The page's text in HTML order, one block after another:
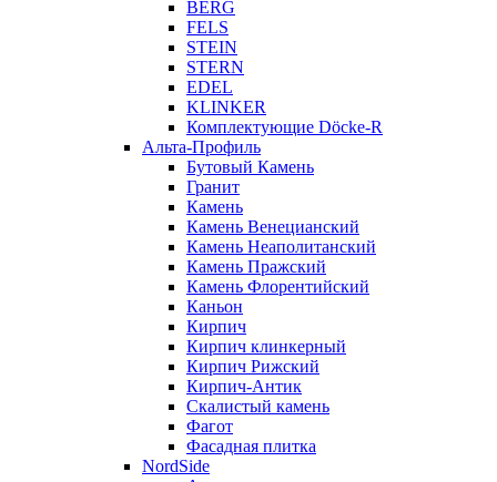
BERG
FELS
STEIN
STERN
EDEL
KLINKER
Комплектующие Döcke-R
Альта-Профиль
Бутовый Камень
Гранит
Камень
Камень Венецианский
Камень Неаполитанский
Камень Пражский
Камень Флорентийский
Каньон
Кирпич
Кирпич клинкерный
Кирпич Рижский
Кирпич-Антик
Скалистый камень
Фагот
Фасадная плитка
NordSide